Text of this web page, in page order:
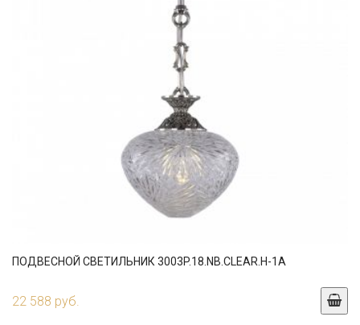
ПОДВЕСНОЙ СВЕТИЛЬНИК 3003P.18.NB.CLEAR.H-1A
22 588 руб.